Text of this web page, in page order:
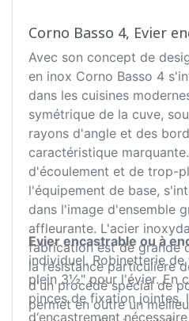
Corno Basso 4, Evier
Avec son concept de
en inox Corno Basso 4
dans les cuisines
symétrique de la cuve,
rayons d'angle et des
caractéristique
d'écoulement et de trop-
l'équipement de base,
dans l'image d'ensemble
affleurante. L'acier
fabrication est de grande
la résistance particulière
d'un procédé spécial de
permet en outre un
Evier encastrable ou à
individuel. Robinetterie
plein 3½" pour l'évier. En
pinces de fixation jointes,
d‘encastrement